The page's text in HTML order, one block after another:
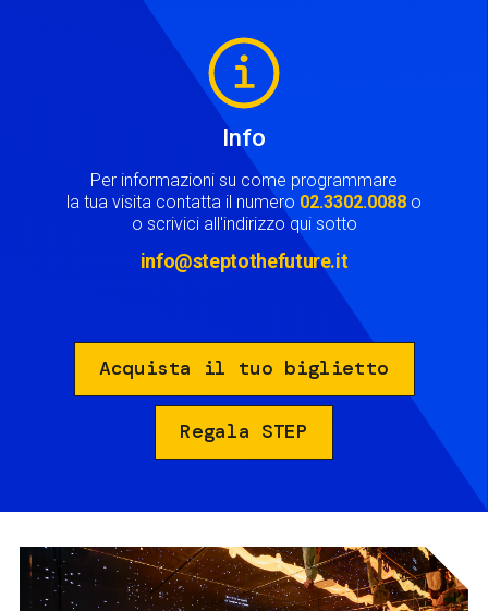
Info
Per informazioni su come programmare
la tua visita contatta il numero 02.3302.0088 o
o scrivici all'indirizzo qui sotto
info@steptothefuture.it
Acquista il tuo biglietto
Regala STEP